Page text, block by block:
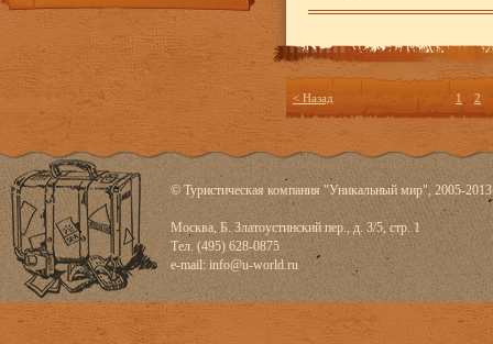
< Назад 1 2
© Туристическая компания "Уникальный мир", 2005-2013
Москва, Б. Златоустинский пер., д. 3/5, стр. 1
Тел. (495) 628-0875
e-mail: info@u-world.ru